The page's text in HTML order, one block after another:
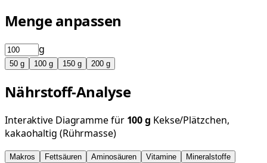
Menge anpassen
g
50 g 100 g 150 g 200 g
Nährstoff-Analyse
Interaktive Diagramme für 100g Kekse/Plätzchen,
kakaohaltig (Rührmasse)
Makros Fettsäuren Aminosäuren Vitamine Mineralstoffe